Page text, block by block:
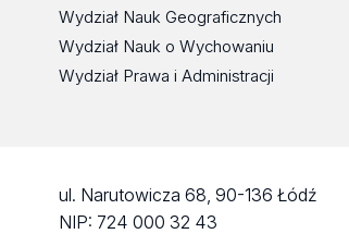
Wydział Nauk Geograficznych
Wydział Nauk o Wychowaniu
Wydział Prawa i Administracji
ul. Narutowicza 68, 90-136 Łódź
NIP: 724 000 32 43